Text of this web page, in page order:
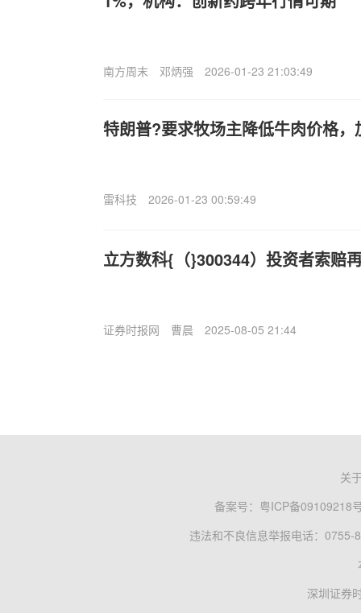
南方周末 邓炳强 2026-01-23 21:03:49
特朗普?要求牧场主降低牛肉价格，
雷科技 2026-01-23 00:59:49
立方数科{（}300344）投资者索赔
证券时报网 曹晨 2025-08-05 21:44
关
备案号： 粤ICP备09109218
违法和不良信息举报电话：0755-
深圳证券